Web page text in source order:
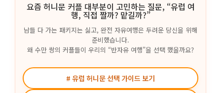
요즘 허니문 커플 대부분이 고민하는 질문, “유럽 여
행, 직접 짤까? 맡길까?”
남들 다 가는 패키지는 싫고, 완전 자유여행은 두려운 당신을 위해
준비했습니다.
왜 수만 쌍의 커플들이 우리의 “반자유 여행”을 선택 했을까요?
# 유럽 허니문 선택 가이드 보기